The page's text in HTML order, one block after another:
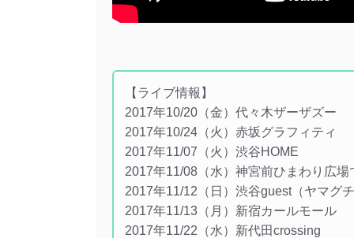
【ライブ情報】
2017年10/20（金）代々木ザーザズー
2017年10/24（火）赤坂グラフィティ
2017年11/07（火）渋谷HOME
2017年11/08（水）神宮前ひまわり広場
2017年11/12（日）渋谷guest（ヤマグ
2017年11/13（月）新宿カールモール
2017年11/22（水）新代田crossing